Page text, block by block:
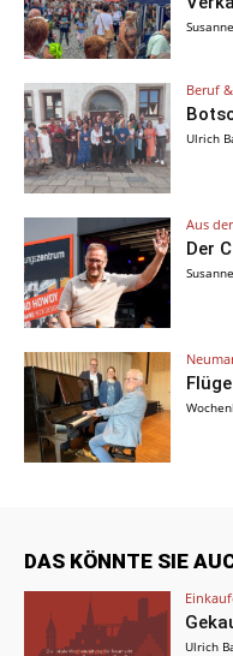
Beruf
Ulrich
Aus
Der
DAS KÖNNTE SIE
Ulrich